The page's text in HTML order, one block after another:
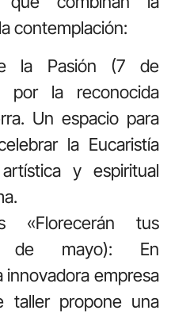
contemplación:
la Pasión (7 de
por la reconocida
Un espacio para
la Eucaristía
y espiritual
«Florecerán tus
de mayo): En
innovadora empresa
taller propone una